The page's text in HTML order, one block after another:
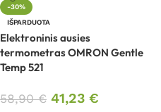
-30%
IŠPARDUOTA
Elektroninis ausies
termometras OMRON Gentle
Temp 521
58,90€ 41,23 €